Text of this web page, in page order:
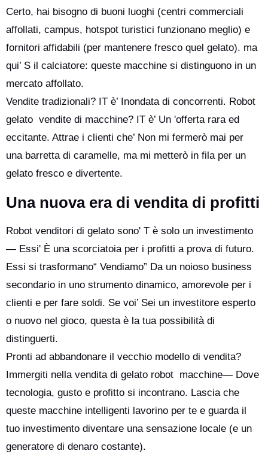
Certo, hai bisogno di buoni luoghi (centri commerciali
affollati, campus, hotspot turistici funzionano meglio) e
fornitori affidabili (per mantenere fresco quel gelato). ma
qui’ S il calciatore: queste macchine si distinguono in un
mercato affollato.
Vendite tradizionali? IT è’ Inondata di concorrenti. Robot
gelato vendite di macchine? IT è’ Un 'offerta rara ed
eccitante. Attrae i clienti che’ Non mi fermerò mai per
una barretta di caramelle, ma mi metterò in fila per un
gelato fresco e divertente.
Una nuova era di vendita di profitti
Robot venditori di gelato sono' T è solo un investimento
— Essi' È una scorciatoia per i profitti a prova di futuro.
Essi si trasformano“ Vendiamo” Da un noioso business
secondario in uno strumento dinamico, amorevole per i
clienti e per fare soldi. Se voi’ Sei un investitore esperto
o nuovo nel gioco, questa è la tua possibilità di
distinguerti.
Pronti ad abbandonare il vecchio modello di vendita?
Immergiti nella vendita di gelato robot macchine— Dove
tecnologia, gusto e profitto si incontrano. Lascia che
queste macchine intelligenti lavorino per te e guarda il
tuo investimento diventare una sensazione locale (e un
generatore di denaro costante).